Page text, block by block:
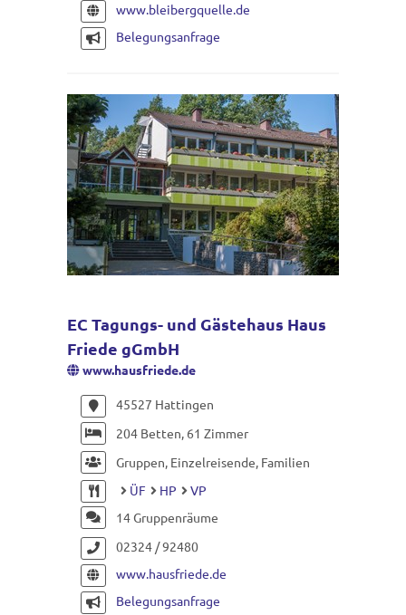
www.bleibergquelle.de
Belegungsanfrage
EC Tagungs- und Gästehaus Haus
Friede gGmbH
www.hausfriede.de
45527 Hattingen
204 Betten, 61 Zimmer
Gruppen, Einzelreisende, Familien
ÜF
HP
VP
14 Gruppenräume
02324 / 92480
www.hausfriede.de
Belegungsanfrage